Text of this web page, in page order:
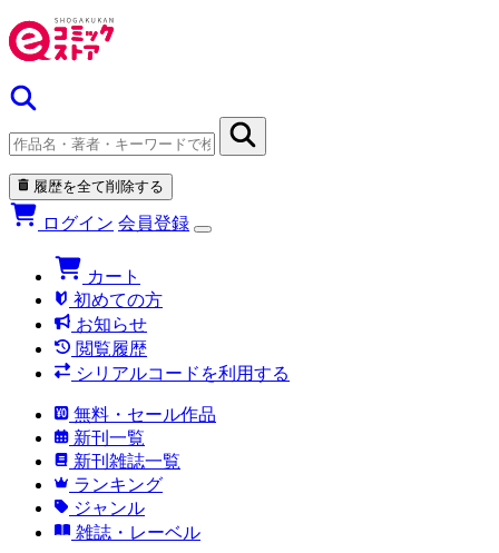
履歴を全て削除する
ログイン 会員登録
カート
初めての方
お知らせ
閲覧履歴
シリアルコードを利用する
無料・セール作品
新刊一覧
新刊雑誌一覧
ランキング
ジャンル
雑誌・レーベル